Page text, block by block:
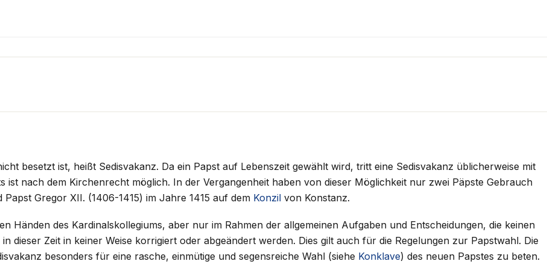
besetzt ist, heißt Sedisvakanz. Da ein Papst auf Lebenszeit gewählt wird, tritt eine Sedisvakanz üblicherweise mit
ist nach dem Kirchenrecht möglich. In der Vergangenheit haben von dieser Möglichkeit nur zwei Päpste Gebrauch
Gregor XII. (1406-1415) im Jahre 1415 auf dem Konzil von Konstanz.
Händen des Kardinalskollegiums, aber nur im Rahmen der allgemeinen Aufgaben und Entscheidungen, die keinen
dieser Zeit in keiner Weise korrigiert oder abgeändert werden. Dies gilt auch für die Regelungen zur Papstwahl. Die
besonders für eine rasche, einmütige und segensreiche Wahl (siehe Konklave) des neuen Papstes zu beten.